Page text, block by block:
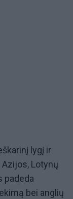
lygį ir
Lotynų
padeda
bei anglių